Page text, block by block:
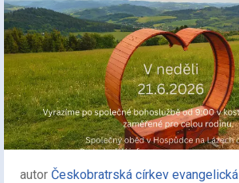
autor Českobratrská církev evangelická